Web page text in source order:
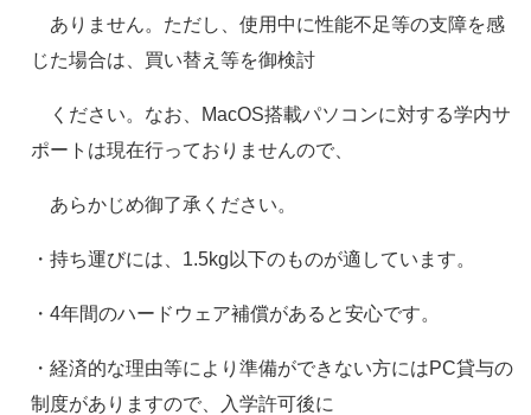
ありません。ただし、使用中に性能不足等の支障を感
じた場合は、買い替え等を御検討
ください。なお、MacOS搭載パソコンに対する学内サ
ポートは現在行っておりませんので、
あらかじめ御了承ください。
・持ち運びには、1.5kg以下のものが適しています。
・4年間のハードウェア補償があると安心です。
・経済的な理由等により準備ができない方にはPC貸与の
制度がありますので、入学許可後に